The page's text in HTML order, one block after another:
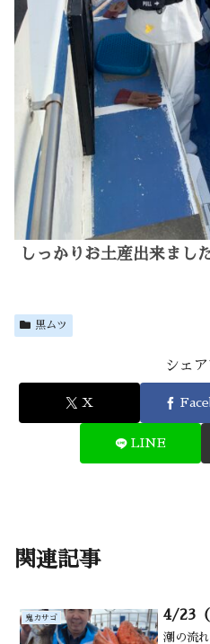
しっかりお土産出来まし
黒ムツ
シェ
X
LINE
関連記事
鬼カサゴ 4/23
潮の流